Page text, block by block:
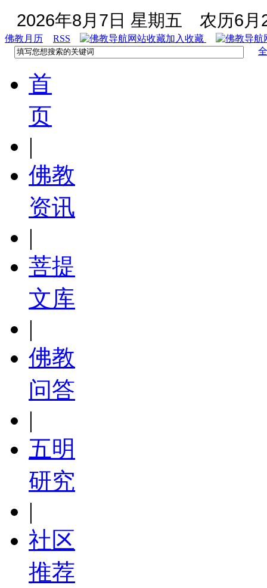
2026年8月7日 星期五 农历6月
佛教月历 RSS
加入收藏
首
页
|
佛教
资讯
|
菩提
文库
|
佛教
问答
|
五明
研究
|
社区
推荐